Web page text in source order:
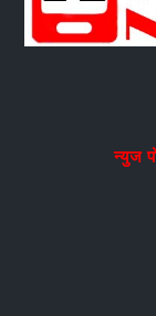
न्युज